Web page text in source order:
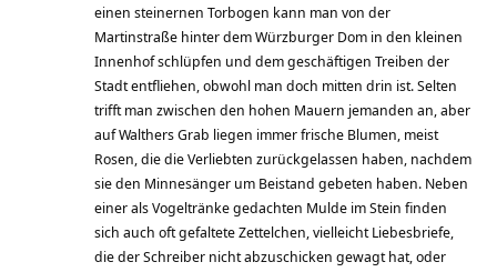
einen steinernen Torbogen kann man von der
Martinstraße hinter dem Würzburger Dom in den kleinen
Innenhof schlüpfen und dem geschäftigen Treiben der
Stadt entfliehen, obwohl man doch mitten drin ist. Selten
trifft man zwischen den hohen Mauern jemanden an, aber
auf Walthers Grab liegen immer frische Blumen, meist
Rosen, die die Verliebten zurückgelassen haben, nachdem
sie den Minnesänger um Beistand gebeten haben. Neben
einer als Vogeltränke gedachten Mulde im Stein finden
sich auch oft gefaltete Zettelchen, vielleicht Liebesbriefe,
die der Schreiber nicht abzuschicken gewagt hat, oder